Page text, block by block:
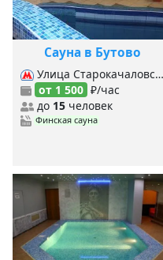
Сауна в Бутово
Улица Старокачаловская, Бульвар Дмитрия Донского, Лесопарковая,
от 1 500 ₽/час
до 15 человек
Финская сауна